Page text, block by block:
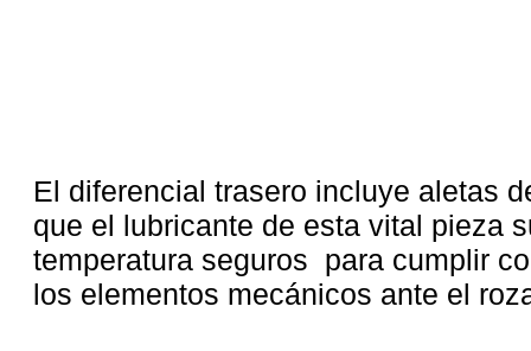
El diferencial trasero incluye aletas
que el lubricante de esta vital pieza
temperatura seguros para cumplir
los elementos mecánicos ante el